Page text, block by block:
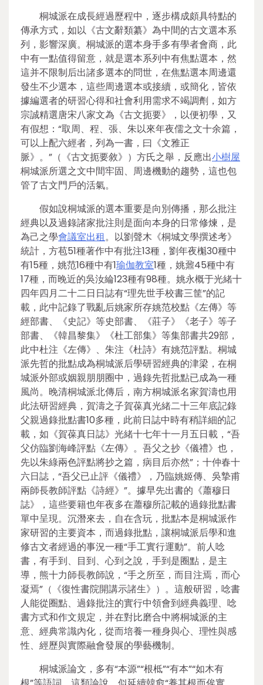
桐城派在成長經過歷程中，逐步構成頗具特點的
傳承方式，如以《古文辭類纂》為中間的古文選本系
列，影響深廣。桐城派的選本身手多有學者會商，此
中有一點值得留意，就是選本系列中有焦點選本，然
這并不限制后出諸多選本的問世，在焦點選本周邊還
發生不少選本，這些周邊選本或接續，或簡化，皆依
據編選者的研習心得和社會利用需求不竭調劑，如方
宗誠精選唐宋八家文為《古文扼要》，以便初學，又
有假想：“取周、程、張、朱以來年夜儒之文十余篇，
可以上配六經者，列為一書，曰《文雅正
脈》。”（《古文扼要敘》）方氏之舉，反應出小樹屋
桐城派所選之文中間牢固、周邊機動的趨勢，這也包
管了古文門戶的活氣。
假如說桐城派的選本重要是向別傳播，那么批注
經典以及過錄諸家批注則是面向本身的日常修煉，是
為己之學會議室出租。以劉聲木《桐城文學撰述考》
統計，方苞51種著作中有批注13種，劉年夜櫆30種中
有15種，姚范16種中有1瑜伽教室1種，姚鼐45種中有
17種，而晚近的吳汝綸123種有98種。姚永概于光緒十
四年四月二十二日日誌有“理先世手校書三筐”的記
載，此中記錄了戰亂后姚家所存姚范校點《左傳》等
經部書、《史記》等史部書、《莊子》《老子》等子
部書、《韓昌黎集》《杜工部集》等集部書共29部，
此中杜注《左傳》、朱注《杜詩》有姚范評點。桐城
派先哲的批點成為桐城派后學研習經典的津梁，在桐
城派外部或姻親朋朋圈中，過錄先哲批點已成為一種
風尚。晚清桐城派北傳后，南方桐城派名家賀濤也用
此法研習經典，賀濤之子賀葆真光緒二十三年底記錄
父親過錄批點書10多種，此前日誌中時有稍詳細的記
載，如《賀葆真日誌》光緒十七年十一月五日載，“吾
父仿臨劉海峰評點《左傳》。吾父之抄《儀禮》也，
先以朱綠兩色評點將抄之篇，病目后亦然”；十仲春十
六日誌，“吾父已止評《儀禮》，乃臨姚姬傳、吳摯甫
兩師長教師評點《詩經》”。據早先出書的《蕭穆日
誌》，這些要籍也年夜多在蕭穆所記載的過錄批點書
單中呈現。沉潛來去，自在含玩，批點本是桐城派作
家研習的主要資本，而過錄批點，讓桐城派后學和進
修古文者經過的事況一種“手工實行運動”。前人唸
書，有手到、目到、心到之說，手到是圈點，是主
導，熊十力師長教師說，“手之所至，而目注焉，而心
凝焉”（《復性書院開講示諸生》）。這般研習，唸書
人能從圈點、過錄批注的實行中領會到經典義理、唸
書方式和作文規定，并在對比磨合中將桐城派的主
意、經典常識內化，從而培養一種身與心、理性與感
性、經歷與實際融會發展的學藝機制。
桐城派論文，多有“本源”“根柢”“有本”“如木有